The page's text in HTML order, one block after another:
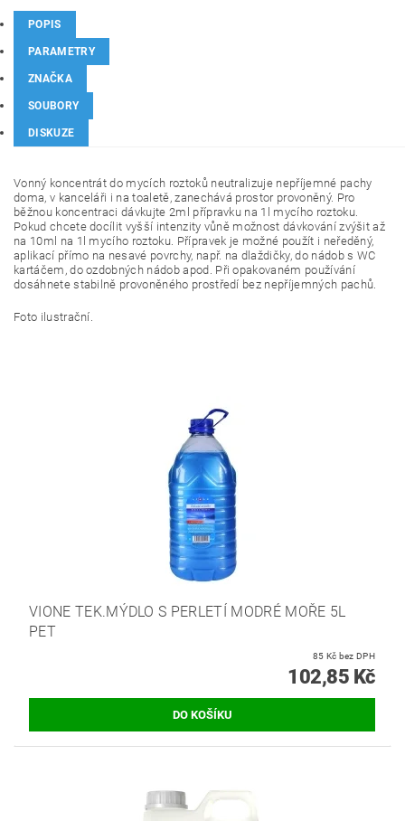
POPIS
PARAMETRY
ZNAČKA
SOUBORY
DISKUZE
Vonný koncentrát do mycích roztoků neutralizuje nepříjemné pachy
doma, v kanceláři i na toaletě, zanechává prostor provoněný. Pro
běžnou koncentraci dávkujte 2ml přípravku na 1l mycího roztoku.
Pokud chcete docílit vyšší intenzity vůně možnost dávkování zvýšit až
na 10ml na 1l mycího roztoku. Přípravek je možné použít i neředěný,
aplikací přímo na nesavé povrchy, např. na dlaždičky, do nádob s WC
kartáčem, do ozdobných nádob apod. Při opakovaném používání
dosáhnete stabilně provoněného prostředí bez nepříjemných pachů.
Foto ilustrační.
VIONE TEK.MÝDLO S PERLETÍ MODRÉ MOŘE 5L
PET
85 Kč bez DPH
102,85 Kč